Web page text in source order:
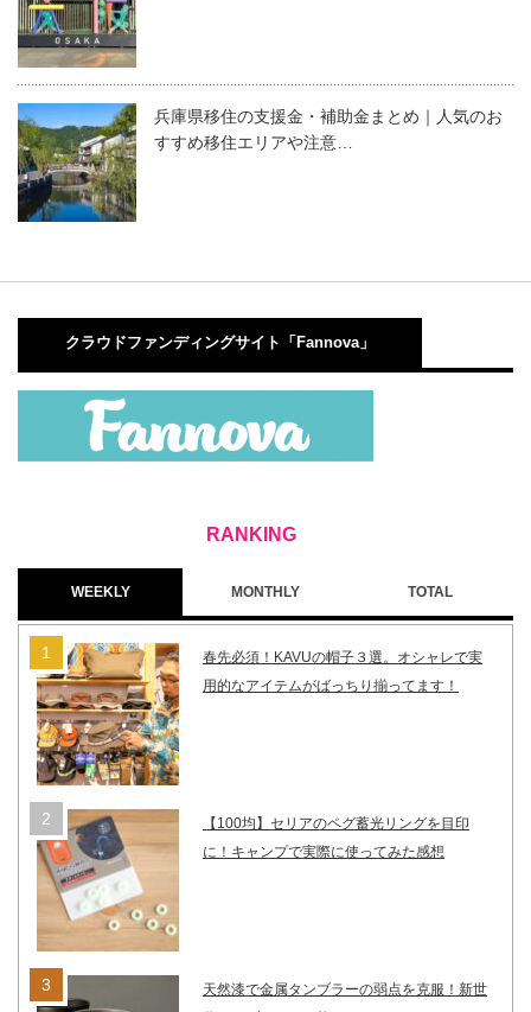
兵庫県移住の支援金・補助金まとめ｜人気のお
すすめ移住エリアや注意…
クラウドファンディングサイト「Fannova」
WEEKLY MONTHLY TOTAL
春先必須！KAVUの帽子３選。オシャレで実
用的なアイテムがばっちり揃ってます！
【100均】セリアのペグ蓄光リングを目印
に！キャンプで実際に使ってみた感想
天然漆で金属タンブラーの弱点を克服！新世